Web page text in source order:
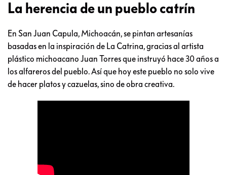
La herencia de un pueblo catrín
En San Juan Capula, Michoacán, se pintan artesanías
basadas en la inspiración de La Catrina, gracias al artista
plástico michoacano Juan Torres que instruyó hace 30 años a
los alfareros del pueblo. Así que hoy este pueblo no solo vive
de hacer platos y cazuelas, sino de obra creativa.